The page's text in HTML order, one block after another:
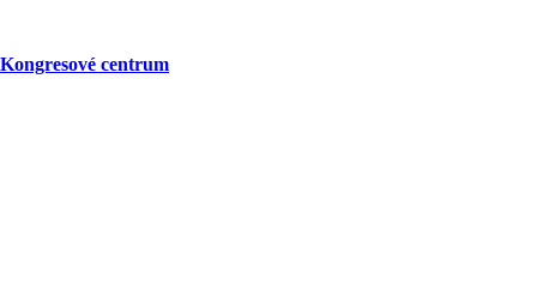
Kongresové centrum